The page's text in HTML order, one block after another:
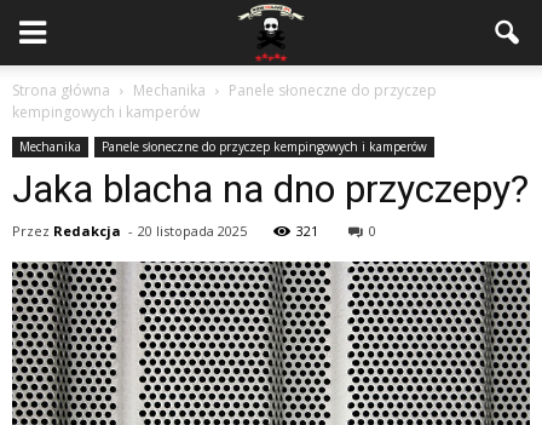
Strona główna Mechanika
Panele słoneczne do przyczep
kempingowych i kamperów
Mechanika Panele słoneczne do przyczep kempingowych i kamperów
Jaka blacha na dno przyczepy?
Przez Redakcja - 20 listopada 2025 321 0